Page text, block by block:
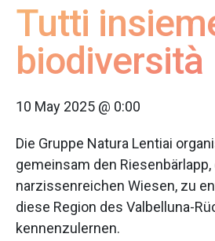
Tutti
biodiversità
10 May 2025 @ 0:00
Die Gruppe Natura Lentiai
gemeinsam den
narzissenreichen Wiesen, zu
diese Region des Valbelluna-
kennenzulernen.